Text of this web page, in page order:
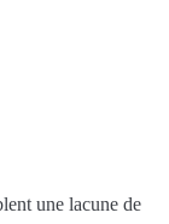
une lacune de